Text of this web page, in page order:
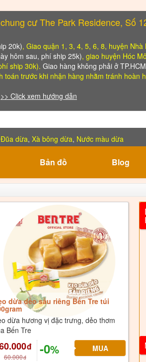
cư The Park Residence, Số
20k), Giao quận 1, 3, 4, 5, 6, 8, huyện
hôm sau, phí ship 25k), giao huyện Hóc
ship 30k). Giao hàng không phải ở
toán trước khi nhận hàng nhằm tránh hoàn
>> Click xem hướng dẫn
Đũa dừa, Xà bông dừa, Nước màu dừa
Bản đồ Blog
dừa dẻo sầu riêng Bến Tre túi
dừa hương vị đặc trưng, dẻo thơm
Bến Tre
đ
60.000đ
-0%